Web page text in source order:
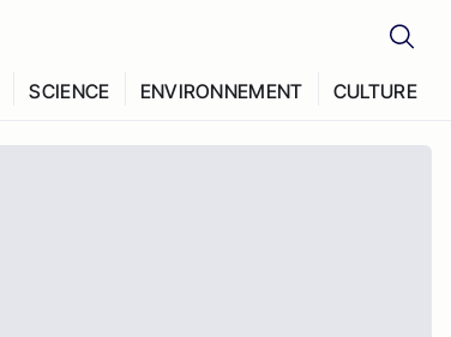
SCIENCE ENVIRONNEMENT CULTURE